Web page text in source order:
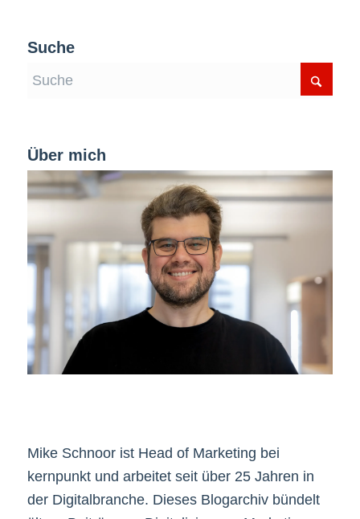
Suche
Über mich
Mike Schnoor ist Head of Marketing bei
kernpunkt und arbeitet seit über 25 Jahren in
der Digitalbranche. Dieses Blogarchiv bündelt